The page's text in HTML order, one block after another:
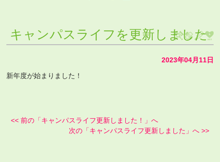
キャンパスライフを更新しました
2023年04月11日
新年度が始まりました！
<< 前の「キャンパスライフ更新しました！」へ
次の「キャンパスライフ更新しました」へ >>